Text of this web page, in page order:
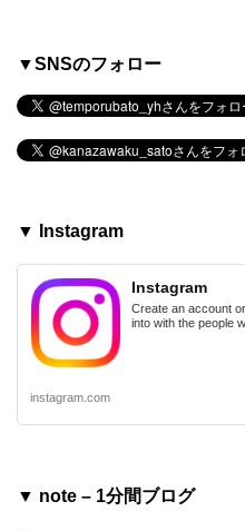
▼SNSのフォロー
▼ Instagram
Instagram
Create an account
into with the people
instagram.com
▼ note – 1分間ブログ